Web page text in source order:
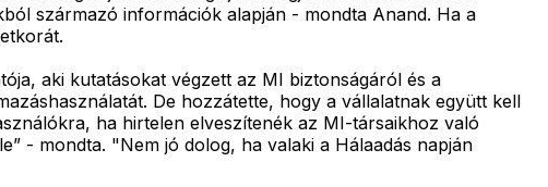
származó információk alapján - mondta Anand. Ha a
aki kutatásokat végzett az MI biztonságáról és a
De hozzátette, hogy a vállalatnak együtt kell
ha hirtelen elveszítenék az MI-társaikhoz való
- mondta. "Nem jó dolog, ha valaki a Hálaadás napján